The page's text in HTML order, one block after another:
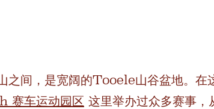
之间，是宽阔的Tooele山谷盆地。在
赛车运动园区 这里举办过众多赛事，